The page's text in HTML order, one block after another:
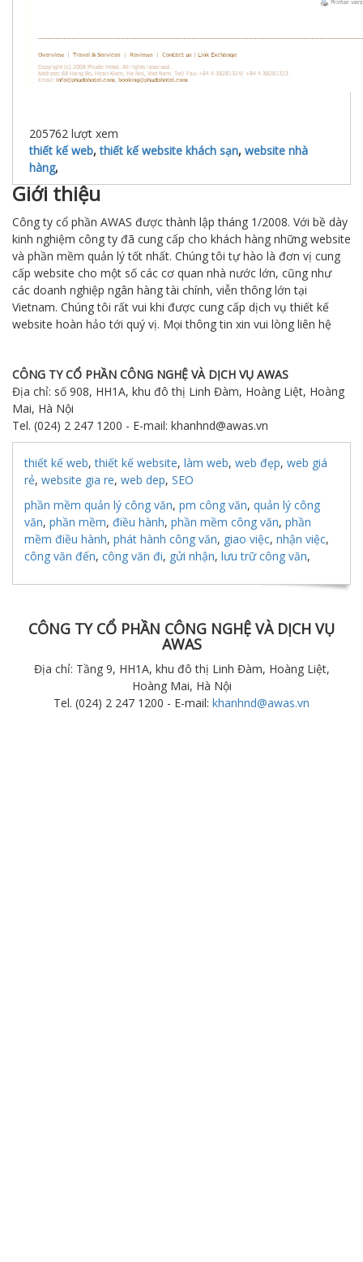
205762 lượt xem
thiết kế web,thiết kế website khách sạn, website nhà
hàng,
Giới thiệu
Công ty cổ phần AWAS được thành lập tháng 1/2008. Với bề dày
kinh nghiệm công ty đã cung cấp cho khách hàng những website
và phần mềm quản lý tốt nhất. Chúng tôi tự hào là đơn vị cung
cấp website cho một số các cơ quan nhà nước lớn, cũng như
các doanh nghiệp ngân hàng tài chính, viễn thông lớn tại
Vietnam. Chúng tôi rất vui khi được cung cấp dịch vụ thiết kế
website hoàn hảo tới quý vị. Mọi thông tin xin vui lòng liên hệ
CÔNG TY CỔ PHẦN CÔNG NGHỆ VÀ DỊCH VỤ AWAS
Địa chỉ: số 908, HH1A, khu đô thị Linh Đàm, Hoàng Liệt, Hoàng
Mai, Hà Nội
Tel. (024) 2 247 1200 - E-mail: khanhnd@awas.vn
thiết kế web,thiết kế website, làm web, web đẹp, web giá
rẻ, website gia re, web dep, SEO
phần mềm quản lý công văn, pm công văn, quản lý công
văn, phần mềm, điều hành, phần mềm công văn, phần
mềm điều hành, phát hành công văn, giao việc, nhận việc,
công văn đến, công văn đi, gửi nhận, lưu trữ công văn,
CÔNG TY CỔ PHẦN CÔNG NGHỆ VÀ DỊCH VỤ
AWAS
Địa chỉ: Tầng 9, HH1A, khu đô thị Linh Đàm, Hoàng Liệt,
Hoàng Mai, Hà Nội
Tel. (024) 2 247 1200 - E-mail: khanhnd@awas.vn